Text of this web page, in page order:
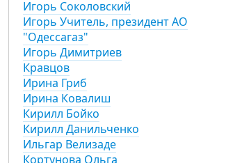
Игорь Соколовский
Игорь Учитель, президент АО
"Одессагаз"
Игорь Димитриев
Кравцов
Ирина Гриб
Ирина Ковалиш
Кирилл Бойко
Кирилл Данильченко
Ильгар Велизаде
Кортунова Ольга